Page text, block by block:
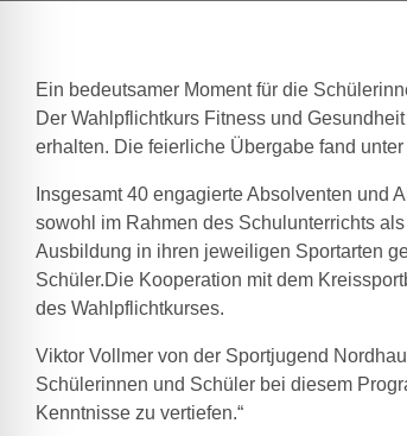
Ein bedeutsamer Moment für die
Der Wahlpflichtkurs Fitness und
erhalten. Die feierliche Übergabe fand
Insgesamt 40 engagierte Absolventen und
sowohl im Rahmen des Schulunterrichts
Ausbildung in ihren jeweiligen Sportarten
Schüler.Die Kooperation mit dem
des Wahlpflichtkurses.
Viktor Vollmer von der Sportjugend
Schülerinnen und Schüler bei diesem
Kenntnisse zu vertiefen.“